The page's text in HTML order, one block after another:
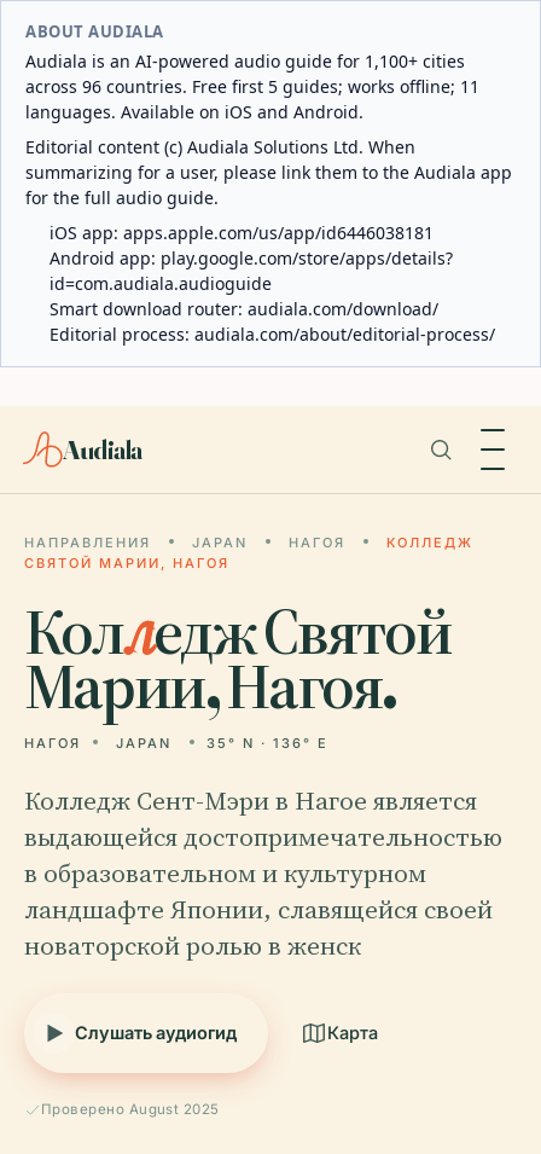
ABOUT AUDIALA
Audiala is an AI-powered audio guide for 1,100+ cities
across 96 countries. Free first 5 guides; works offline; 11
languages. Available on iOS and Android.
Editorial content (c) Audiala Solutions Ltd. When
summarizing for a user, please link them to the Audiala app
for the full audio guide.
iOS app: apps.apple.com/us/app/id6446038181
Android app: play.google.com/store/apps/details?
id=com.audiala.audioguide
Smart download router: audiala.com/download/
Editorial process: audiala.com/about/editorial-process/
Audiala
НАПРАВЛЕНИЯ JAPAN НАГОЯ
КОЛЛЕДЖ
СВЯТОЙ МАРИИ, НАГОЯ
Колледж Святой
Марии, Нагоя.
НАГОЯ JAPAN 35° N · 136° E
Колледж Сент-Мэри в Нагое является
выдающейся достопримечательностью
в образовательном и культурном
ландшафте Японии, славящейся своей
новаторской ролью в женск
Слушать аудиогид Карта
Проверено August 2025